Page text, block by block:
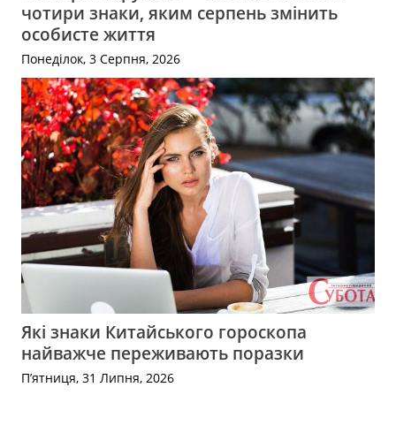
чотири знаки, яким серпень змінить
особисте життя
Понеділок, 3 Серпня, 2026
Які знаки Китайського гороскопа
найважче переживають поразки
П’ятниця, 31 Липня, 2026